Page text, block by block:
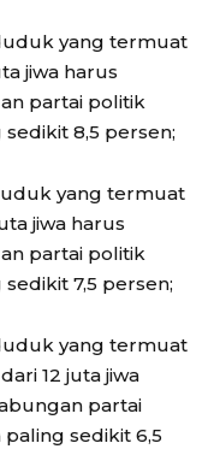
yang termuat
jiwa harus
partai politik
8,5 persen;
yang termuat
jiwa harus
partai politik
7,5 persen;
yang termuat
12 juta jiwa
partai
sedikit 6,5